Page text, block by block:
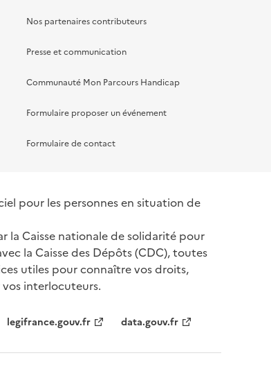
Nos partenaires contributeurs
Presse et communication
Communauté Mon Parcours Handicap
Formulaire proposer un événement
Formulaire de contact
pour les personnes en situation de
la Caisse nationale de solidarité pour
la Caisse des Dépôts (CDC), toutes
utiles pour connaître vos droits,
interlocuteurs.
legifrance.gouv.fr data.gouv.fr